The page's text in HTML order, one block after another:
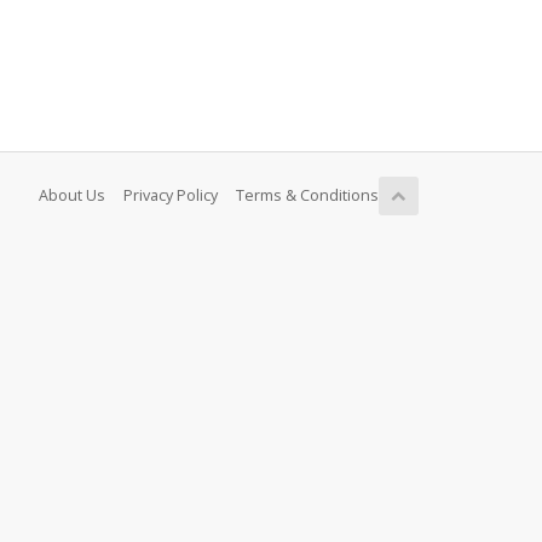
Terms & Conditions
Privacy Policy
About Us